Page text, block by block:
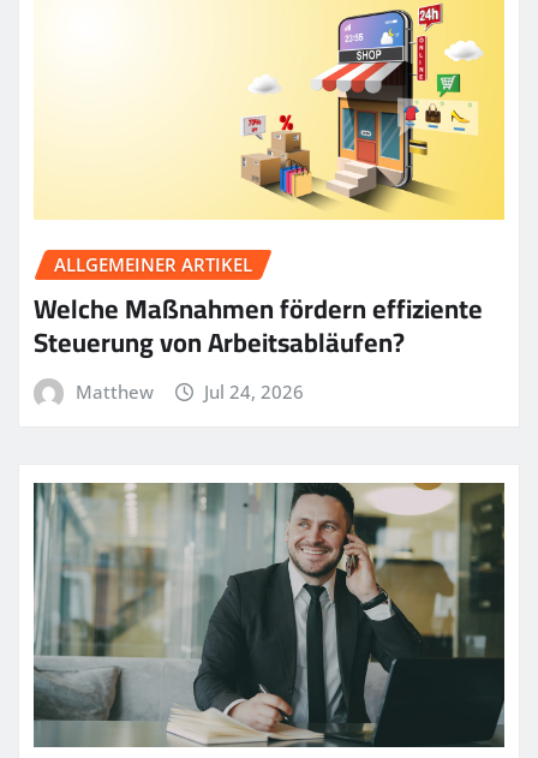
ALLGEMEINER ARTIKEL
Welche Maßnahmen fördern effiziente
Steuerung von Arbeitsabläufen?
Matthew Jul 24, 2026